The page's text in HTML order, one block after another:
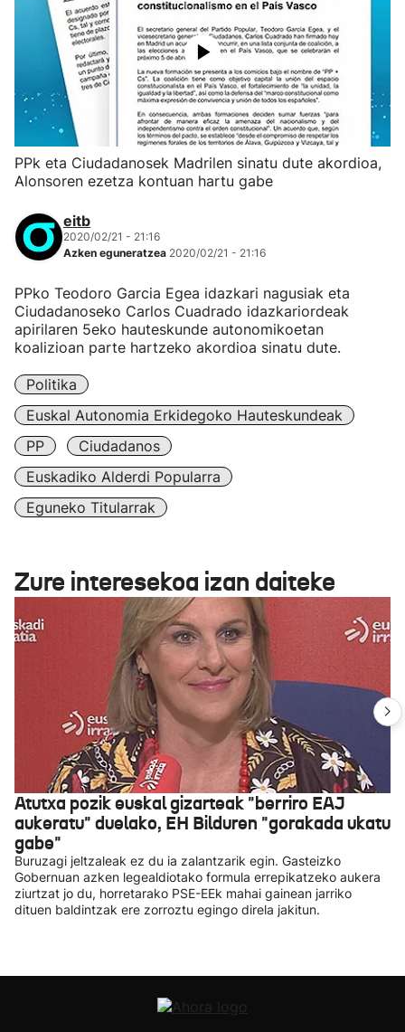
PPk eta Ciudadanosek Madrilen sinatu dute akordioa,
Alonsoren ezetza kontuan hartu gabe
eitb
2020/02/21 - 21:16
Azken eguneratzea 2020/02/21 - 21:16
PPko Teodoro Garcia Egea idazkari nagusiak eta
Ciudadanoseko Carlos Cuadrado idazkariordeak
apirilaren 5eko hauteskunde autonomikoetan
koalizioan parte hartzeko akordioa sinatu dute.
Politika
Euskal Autonomia Erkidegoko Hauteskundeak
PP
Ciudadanos
Euskadiko Alderdi Popularra
Eguneko Titularrak
Zure interesekoa izan daiteke
Atutxa pozik euskal gizarteak "berriro EAJ
aukeratu" duelako, EH Bilduren "gorakada ukatu
gabe"
Buruzagi jeltzaleak ez du ia zalantzarik egin. Gasteizko
Gobernuan azken legealdiotako formula errepikatzeko aukera
ziurtzat jo du, horretarako PSE-EEk mahai gainean jarriko
dituen baldintzak ere zorroztu egingo direla jakitun.